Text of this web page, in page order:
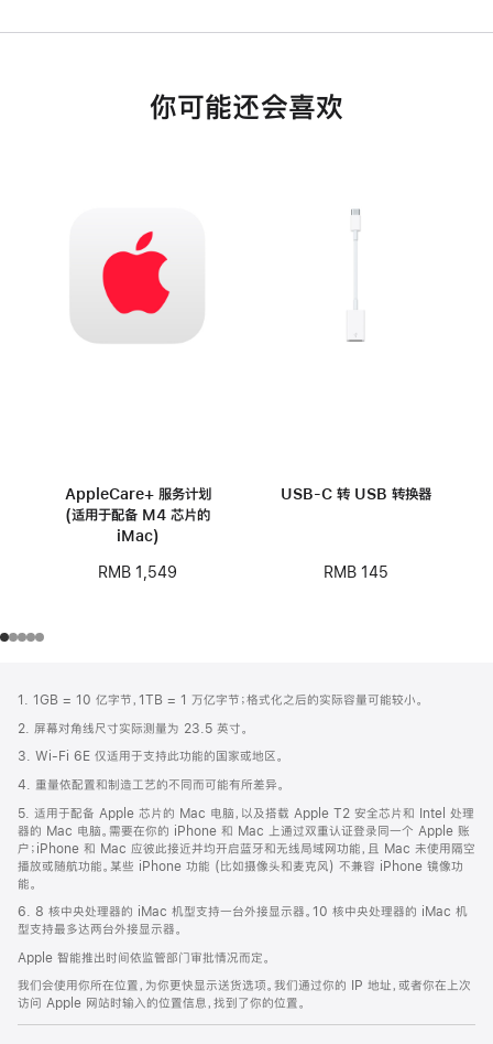
你可能还会喜欢
AppleCare+ 服务计划
(适用于配备 M4 芯片的
iMac)
RMB 1,549
USB-C 转 USB 转换器
RMB 145
页
脚
注
1. 1GB = 10 亿字节，1TB = 1 万亿字节；格式化之后的实际容量可能较小。
2. 屏幕对角线尺寸实际测量为 23.5 英寸。
3. Wi-Fi 6E 仅适用于支持此功能的国家或地区。
4. 重量依配置和制造工艺的不同而可能有所差异。
5. 适用于配备 Apple 芯片的 Mac 电脑，以及搭载 Apple T2 安全芯片和 Intel 处理
器的 Mac 电脑。需要在你的 iPhone 和 Mac 上通过双重认证登录同一个 Apple 账
户；iPhone 和 Mac 应彼此接近并均开启蓝牙和无线局域网功能，且 Mac 未使用隔空
播放或随航功能。某些 iPhone 功能 (比如摄像头和麦克风) 不兼容 iPhone 镜像功
能。
6. 8 核中央处理器的 iMac 机型支持一台外接显示器。10 核中央处理器的 iMac 机
型支持最多达两台外接显示器。
Apple 智能推出时间依监管部门审批情况而定。
我们会使用你所在位置，为你更快显示送货选项。我们通过你的 IP 地址，或者你在上次
访问 Apple 网站时输入的位置信息，找到了你的位置。